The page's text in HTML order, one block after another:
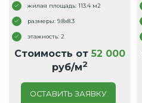
жилая площадь: 113.4 м2
размеры: 9.8x8.3
этажность: 2
Стоимость от 52 000
руб/м2
ОСТАВИТЬ ЗАЯВКУ